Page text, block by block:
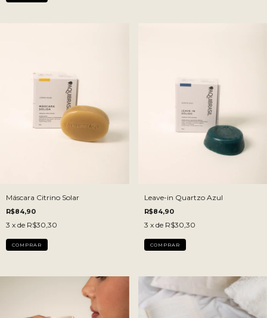
Máscara Citrino Solar
R$84,90
3 x de R$30,30
Leave-in Quartzo Azul
R$84,90
3 x de R$30,30